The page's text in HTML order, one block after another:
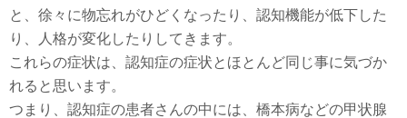
と、徐々に物忘れがひどくなったり、認知機能が低下した
り、人格が変化したりしてきます。
これらの症状は、認知症の症状とほとんど同じ事に気づか
れると思います。
つまり、認知症の患者さんの中には、橋本病などの甲状腺